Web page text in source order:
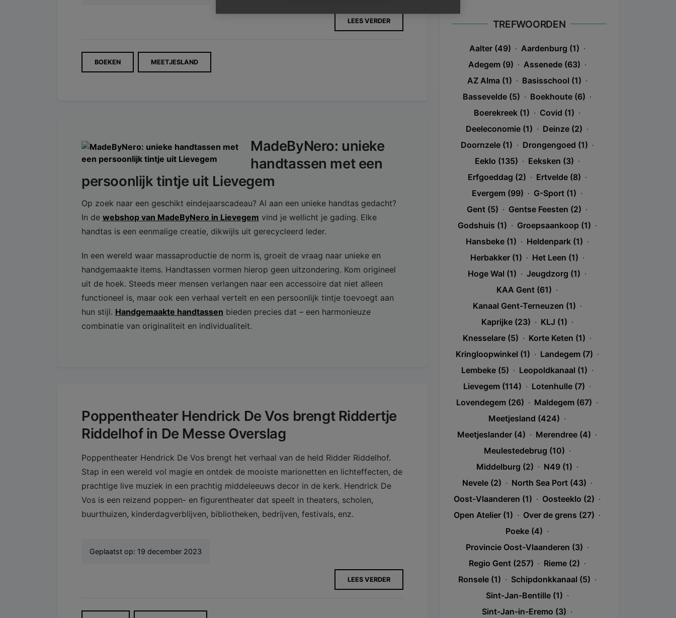
LEES VERDER
BOEKEN MEETJESLAND
MadeByNero: unieke
handtassen met een
persoonlijk tintje uit Lievegem
Op zoek naar een geschikt eindejaarscadeau? Al aan een unieke handtas gedacht?
In de webshop van MadeByNero in Lievegem vind je wellicht je gading. Elke
handtas is een eenmalige creatie, dikwijls uit gerecycleerd leder.
In een wereld waar massaproductie de norm is, groeit de vraag naar unieke en
handgemaakte items. Handtassen vormen hierop geen uitzondering. Kom origineel
uit de hoek. Steeds meer mensen verlangen naar een accessoire dat niet alleen
functioneel is, maar ook een verhaal vertelt en een persoonlijk tintje toevoegt aan
hun stijl. Handgemaakte handtassen bieden precies dat – een harmonieuze
combinatie van originaliteit en individualiteit.
Poppentheater Hendrick De Vos brengt Riddertje
Riddelhof in De Messe Overslag
Poppentheater Hendrick De Vos brengt het verhaal van de held Ridder Riddelhof.
Stap in een wereld vol magie en ontdek de mooiste marionetten en lichteffecten, de
prachtige live muziek in een prachtig middeleeuws decor in de kerk. Hendrick De
Vos is een reizend poppen- en figurentheater dat speelt in theaters, scholen,
buurthuizen, kinderdagverblijven, bibliotheken, bedrijven, festivals, enz.
Geplaatst op: 19 december 2023
LEES VERDER
TREFWOORDEN
Aalter (49) · Aardenburg (1) ·
Adegem (9) · Assenede (63) ·
AZ Alma (1) · Basisschool (1) ·
Bassevelde (5) · Boekhoute (6) ·
Boerekreek (1) · Covid (1) ·
Deeleconomie (1) · Deinze (2) ·
Doornzele (1) · Drongengoed (1) ·
Eeklo (135) · Eeksken (3) ·
Erfgoeddag (2) · Ertvelde (8) ·
Evergem (99) · G-Sport (1) ·
Gent (5) · Gentse Feesten (2) ·
Godshuis (1) · Groepsaankoop (1) ·
Hansbeke (1) · Heldenpark (1) ·
Herbakker (1) · Het Leen (1) ·
Hoge Wal (1) · Jeugdzorg (1) ·
KAA Gent (61) ·
Kanaal Gent-Terneuzen (1) ·
Kaprijke (23) · KLJ (1) ·
Knesselare (5) · Korte Keten (1) ·
Kringloopwinkel (1) · Landegem (7) ·
Lembeke (5) · Leopoldkanaal (1) ·
Lievegem (114) · Lotenhulle (7) ·
Lovendegem (26) · Maldegem (67) ·
Meetjesland (424) ·
Meetjeslander (4) · Merendree (4) ·
Meulestedebrug (10) ·
Middelburg (2) · N49 (1) ·
Nevele (2) · North Sea Port (43) ·
Oost-Vlaanderen (1) · Oosteeklo (2) ·
Open Atelier (1) · Over de grens (27) ·
Poeke (4) ·
Provincie Oost-Vlaanderen (3) ·
Regio Gent (257) · Rieme (2) ·
Ronsele (1) · Schipdonkkanaal (5) ·
Sint-Jan-Bentille (1) ·
Sint-Jan-in-Eremo (3) ·